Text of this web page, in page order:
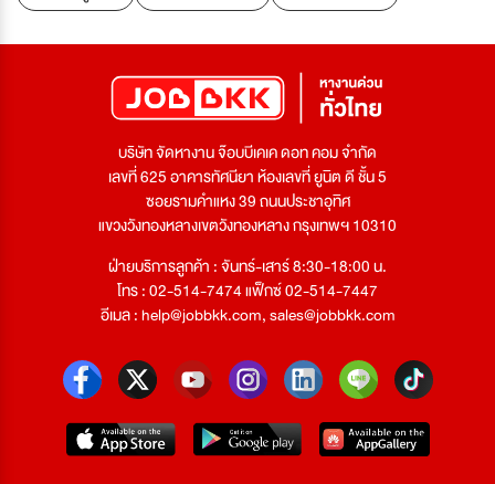
บริษัท จัดหางาน จ๊อบบีเคเค ดอท คอม จำกัด
เลขที่ 625 อาคารทัศนียา ห้องเลขที่ ยูนิต ดี ชั้น 5
ซอยรามคำแหง 39 ถนนประชาอุทิศ
แขวงวังทองหลางเขตวังทองหลาง กรุงเทพฯ 10310
ฝ่ายบริการลูกค้า : จันทร์-เสาร์ 8:30-18:00 น.
โทร : 02-514-7474 แฟ็กซ์ 02-514-7447
อีเมล :help@jobbkk.com,sales@jobbkk.com